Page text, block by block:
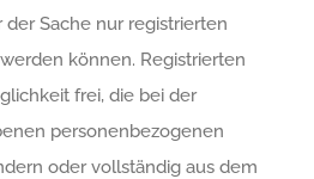
Sache nur registrierten
können. Registrierten
frei, die bei der
personenbezogenen
oder vollständig aus dem